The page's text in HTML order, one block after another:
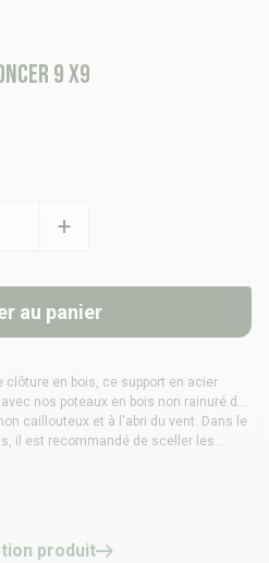
9 X9
au panier
clôture en bois, ce support en acier
nos poteaux en bois non rainuré de
caillouteux et à l'abri du vent. Dans le
il est recommandé de sceller les
produit